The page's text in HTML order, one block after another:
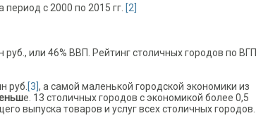
с 2000 по 2015 гг. [2]
или 46% ВВП. Рейтинг столичных городов по ВГП
руб. [3] , а самой маленькой городской экономики из
е. 13 столичных городов с экономикой более 0,5
выпуска товаров и услуг всех столичных городов.